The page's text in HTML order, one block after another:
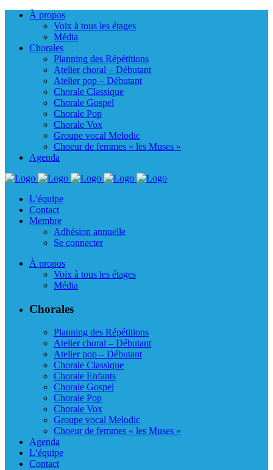
À propos
Voix à tous les étages
Média
Chorales
Planning des Répétitions
Atelier choral – Débutant
Atelier pop – Débutant
Chorale Classique
Chorale Gospel
Chorale Pop
Chorale Vox
Groupe vocal Melodic
Choeur de femmes « les Muses »
Agenda
L’équipe
Contact
Membre
Adhésion annuelle
Se connecter
À propos
Voix à tous les étages
Média
Chorales
Planning des Répétitions
Atelier choral – Débutant
Atelier pop – Débutant
Chorale Classique
Chorale Enfants
Chorale Gospel
Chorale Pop
Chorale Vox
Groupe vocal Melodic
Choeur de femmes « les Muses »
Agenda
L’équipe
Contact